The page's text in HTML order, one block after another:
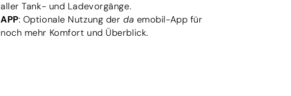
aller Tank- und Ladevorgänge.
APP: Optionale Nutzung der da emobil-App für
noch mehr Komfort und Überblick.